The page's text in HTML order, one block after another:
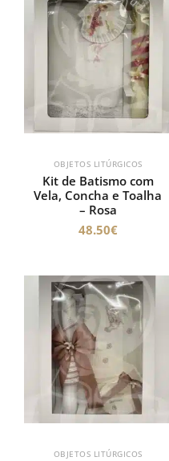
OBJETOS LITÚRGICOS
Kit de Batismo com
Vela, Concha e Toalha
– Rosa
48.50€
OBJETOS LITÚRGICOS